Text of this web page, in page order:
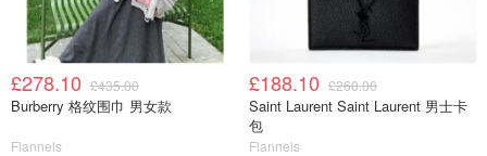
£278.10 £435.00
Burberry 格纹围巾 男女款
Flannels
£188.10 £260.00
Saint Laurent Saint Laurent 男士卡
包
Flannels